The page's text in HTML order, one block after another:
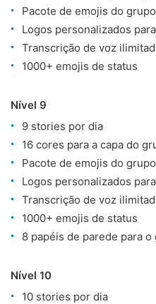
Pacote de emojis do grupo
Logos personalizados
Transcrição de voz
1000+ emojis de status
Nível 9
9 stories por dia
16 cores para a capa do
Pacote de emojis do grupo
Logos personalizados
Transcrição de voz
1000+ emojis de status
8 papéis de parede para o
Nível 10
10 stories por dia